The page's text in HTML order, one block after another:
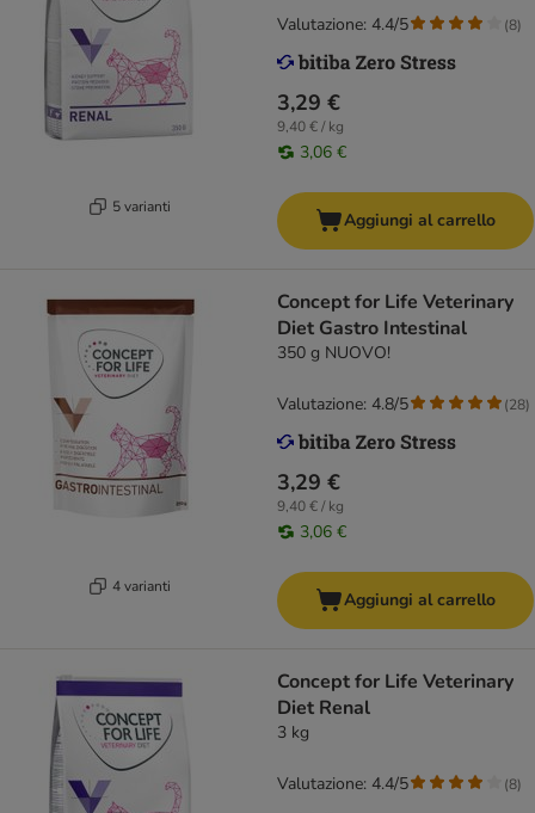
5 varianti
3,29 €
9,40 € / kg
3,06 €
Valutazione: 4.4/5 (8)
Aggiungi al carrello
4 varianti
Concept for Life Veterinary
Diet Gastro Intestinal
350 g NUOVO!
3,29 €
9,40 € / kg
3,06 €
Valutazione: 4.8/5 (28)
Aggiungi al carrello
Concept for Life Veterinary
Diet Renal
3 kg
Valutazione: 4.4/5 (8)